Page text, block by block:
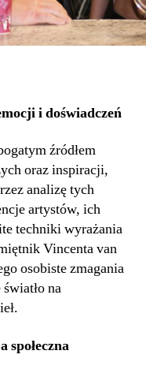
i doświadczeń
źródłem
oraz inspiracji,
analizę tych
artystów, ich
techniki wyrażania
Vincenta van
osobiste zmagania
na
społeczna